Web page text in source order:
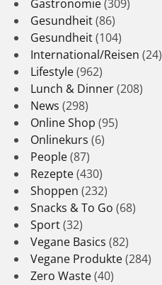
Gastronomie(309)
Gesundheit(86)
Gesundheit(104)
International/Reisen (24)
Lifestyle(962)
Lunch & Dinner(208)
News (298)
Online Shop (95)
Onlinekurs (6)
People(87)
Rezepte(430)
Shoppen (232)
Snacks & To Go (68)
Sport(32)
Vegane Basics (82)
Vegane Produkte(284)
Zero Waste(40)